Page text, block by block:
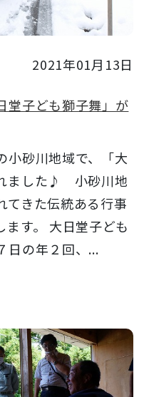
2021年01月13日
堂子ども獅子舞」が
小砂川地域で、「大
ました♪ 小砂川地
てきた伝統ある行事
す。 大日堂子ども
日の年２回、...